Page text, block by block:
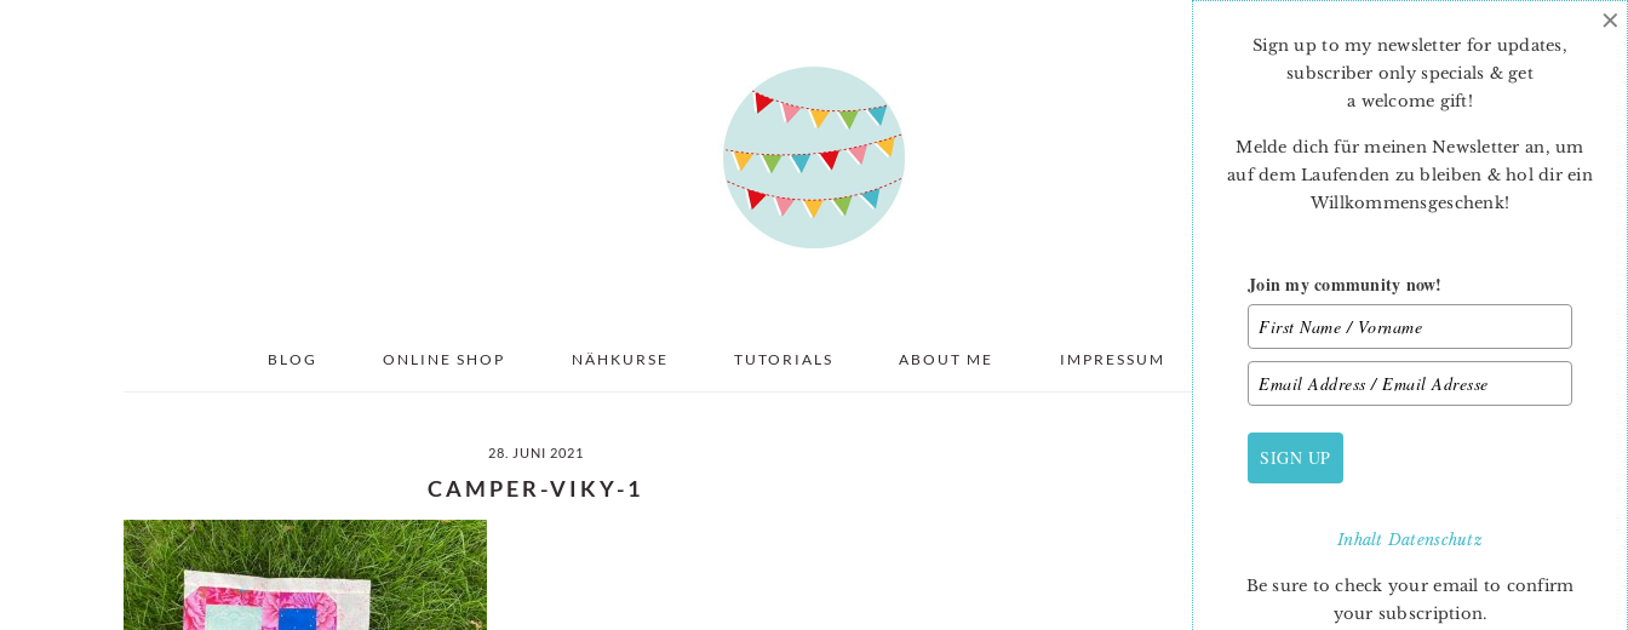
BLOG ONLINE SHOP NÄHKURSE TUTORIALS ABOUT ME IMPRESSUM DATENSCHUTZ
28. JUNI 2021
CAMPER-VIKY-1
PRIMARY
SIDEBAR
Sign up to my newsletter for updates,
subscriber only specials & get
a welcome gift!
Melde dich für meinen Newsletter an, um
auf dem Laufenden zu bleiben & hol dir ein
Willkommensgeschenk!
Join my community now!
SIGN UP
InhaltDatenschutz
Be sure to check your email to confirm
your subscription.
×